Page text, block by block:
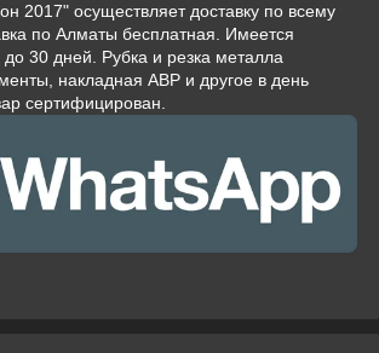
2017" осуществляет доставку по всему
по Алматы бесплатная. Имеется
до 30 дней. Рубка и резка металла
накладная АВР и другое в день
сертифицирован.